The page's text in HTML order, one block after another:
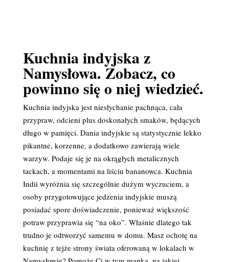
Kuchnia indyjska z
Namysłowa. Zobacz, co
powinno się o niej wiedzieć.
Kuchnia indyjska jest niesłychanie pachnąca, cała
przypraw, odcieni plus doskonałych smaków, będących
długo w pamięci. Dania indyjskie są statystycznie lekko
pikantne, korzenne, a dodatkowo zawierają wiele
warzyw. Podaje się je na okrągłych metalicznych
tackach, a momentami na liściu bananowca. Kuchnia
Indii wyróżnia się szczególnie dużym wyczuciem, a
osoby przygotowujące jedzenia indyjskie muszą
posiadać spore doświadczenie, ponieważ większość
potraw przyprawia się “na oko”. Właśnie dlatego tak
trudno je odtworzyć samemu w domu. Masz ochotę na
kuchnię z tejże strony świata oferowaną w lokalach w